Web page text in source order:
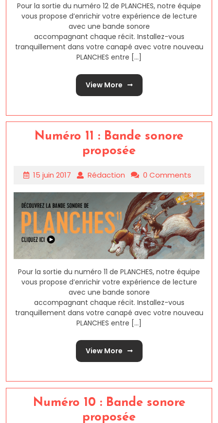
Pour la sortie du numéro 12 de PLANCHES, notre équipe
vous propose d’enrichir votre expérience de lecture
avec une bande sonore
accompagnant chaque récit. Installez-vous
tranquillement dans votre canapé avec votre nouveau
PLANCHES entre [...]
View More
Numéro 11 : Bande sonore
proposée
15 juin 2017 Rédaction 0 Comments
Pour la sortie du numéro 11 de PLANCHES, notre équipe
vous propose d’enrichir votre expérience de lecture
avec une bande sonore
accompagnant chaque récit. Installez-vous
tranquillement dans votre canapé avec votre nouveau
PLANCHES entre [...]
View More
Numéro 10 : Bande sonore
proposée